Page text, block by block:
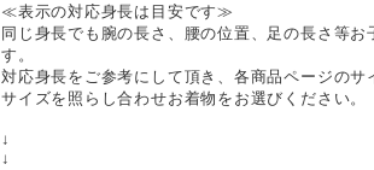
≪表示の対応身長は目安です≫
同じ身長でも腕の長さ、腰の位置、足の長さ等お
す。
対応身長をご参考にして頂き、各商品ページの
サイズを照らし合わせお着物をお選びください。
↓
↓